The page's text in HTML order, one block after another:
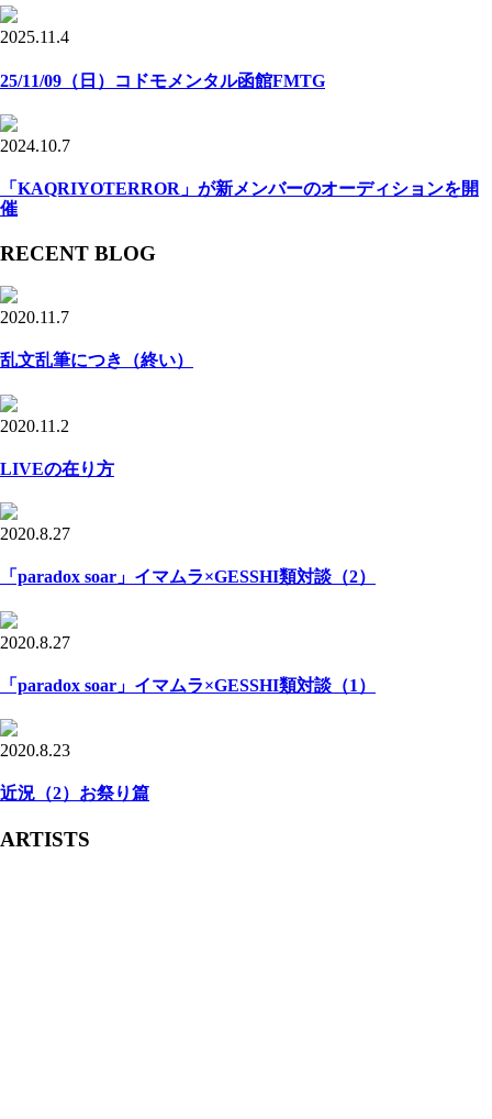
2025.11.4
25/11/09（日）コドモメンタル函館FMTG
2024.10.7
「KAQRIYOTERROR」が新メンバーのオーディションを開
催
RECENT BLOG
2020.11.7
乱文乱筆につき（終い）
2020.11.2
LIVEの在り方
2020.8.27
「paradox soar」イマムラ×GESSHI類対談（2）
2020.8.27
「paradox soar」イマムラ×GESSHI類対談（1）
2020.8.23
近況（2）お祭り篇
ARTISTS